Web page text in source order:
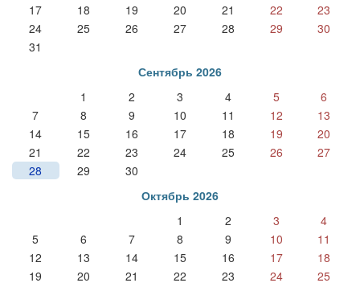
17
18 19 20 21 22
23
24
25 26 27 28 29
30
31
Сентябрь 2026
1
2 3 4 5
6
7
8 9 10 11 12
13
14
15 16 17 18 19
20
21
22 23 24 25 26
27
28
29
30
Октябрь 2026
1
2 3
4
5
6 7 8 9 10
11
12
13 14 15 16 17
18
19
20 21 22 23 24
25